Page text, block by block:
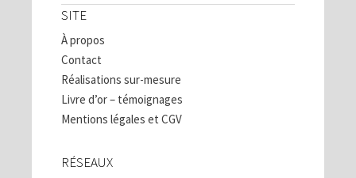
SITE
À propos
Contact
Réalisations sur-mesure
Livre d’or – témoignages
Mentions légales et CGV
RÉSEAUX